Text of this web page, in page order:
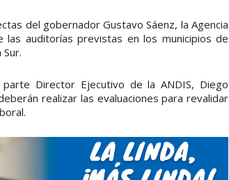
del gobernador Gustavo Sáenz, la Agencia
las auditorías previstas en los municipios de
Director Ejecutivo de la ANDIS, Diego
realizar las evaluaciones para revalidar